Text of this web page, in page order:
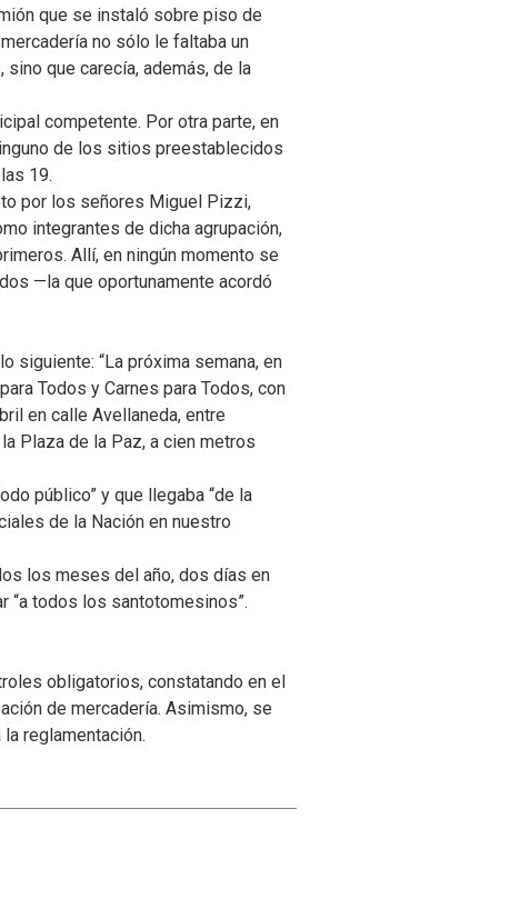
que se instaló sobre piso de
no sólo le faltaba un
que carecía, además, de la
competente. Por otra parte, en
de los sitios preestablecidos
19.
por los señores Miguel Pizzi,
integrantes de dicha agrupación,
Allí, en ningún momento se
—la que oportunamente acordó
siguiente: “La próxima semana, en
Todos y Carnes para Todos, con
en calle Avellaneda, entre
Plaza de la Paz, a cien metros
público” y que llegaba “de la
de la Nación en nuestro
los meses del año, dos días en
“a todos los santotomesinos”.
obligatorios, constatando en el
de mercadería. Asimismo, se
reglamentación.